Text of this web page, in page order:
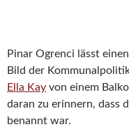
Pinar Ogrenci lässt
Bild der
Ella Kay von einem
daran zu erinnern, dass
benannt war.